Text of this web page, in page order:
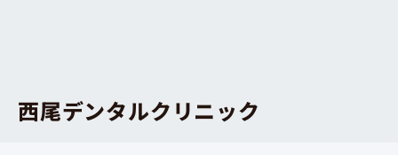
西尾デンタルクリニック